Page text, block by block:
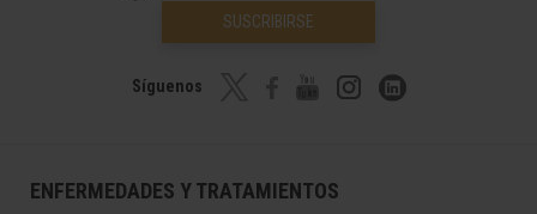
SUSCRIBIRSE
Síguenos
ENFERMEDADES Y TRATAMIENTOS